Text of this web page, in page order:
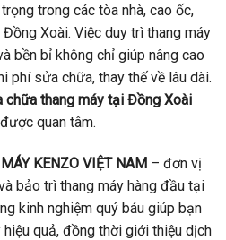
trong các tòa nhà, cao ốc,
Xoài. Việc duy trì thang máy
bền bỉ không chỉ giúp nâng cao
phí sửa chữa, thay thế về lâu dài.
chữa thang máy tại Đồng Xoài
quan tâm.
KENZO VIỆT NAM – đơn vị
bảo trì thang máy hàng đầu tại
kinh nghiệm quý báu giúp bạn
quả, đồng thời giới thiệu dịch